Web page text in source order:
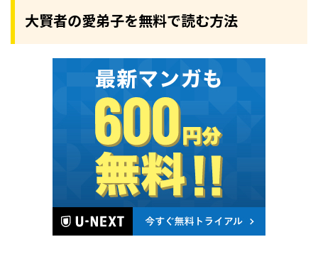
大賢者の愛弟子を無料で読む方法